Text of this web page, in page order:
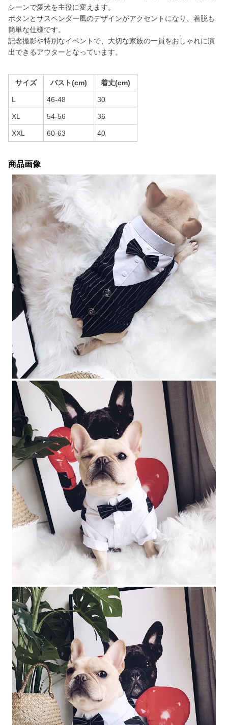
シーンで愛犬を主役に変えます。
ボタンとサスペンダー風のデザインがアクセントになり、着脱も
簡単な仕様です。
記念撮影や特別なイベントで、大切な家族の一員をおしゃれに演
出できるアウターとなっています。
サイズ バスト(cm) 着丈(cm)
L 46-48 30
XL 54-56 36
XXL 60-63 40
商品画像